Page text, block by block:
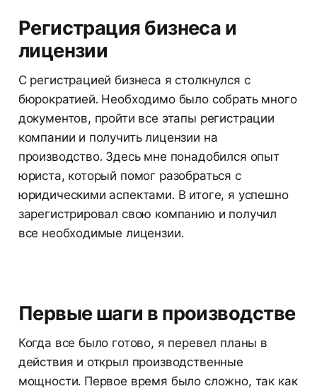
Регистрация бизнеса и
лицензии
С регистрацией бизнеса я столкнулся с
бюрократией. Необходимо было собрать много
документов, пройти все этапы регистрации
компании и получить лицензии на
производство. Здесь мне понадобился опыт
юриста, который помог разобраться с
юридическими аспектами. В итоге, я успешно
зарегистрировал свою компанию и получил
все необходимые лицензии.
Первые шаги в производстве
Когда все было готово, я перевел планы в
действия и открыл производственные
мощности. Первое время было сложно, так как